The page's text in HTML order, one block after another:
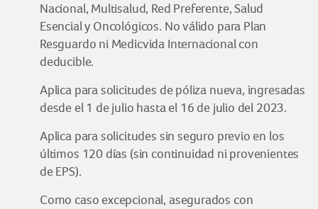
Nacional, Multisalud, Red Preferente, Salud
Esencial y Oncológicos. No válido para Plan
Resguardo ni Medicvida Internacional con
deducible.
Aplica para solicitudes de póliza nueva, ingresadas
desde el 1 de julio hasta el 16 de julio del 2023.
Aplica para solicitudes sin seguro previo en los
últimos 120 días (sin continuidad ni provenientes
de EPS).
Como caso excepcional, asegurados con